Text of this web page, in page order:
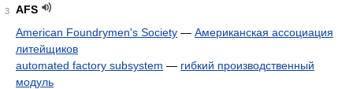
3
AFS
American Foundrymen's Society — Американская ассоциация
литейщиков
automated factory subsystem — гибкий производственный
модуль